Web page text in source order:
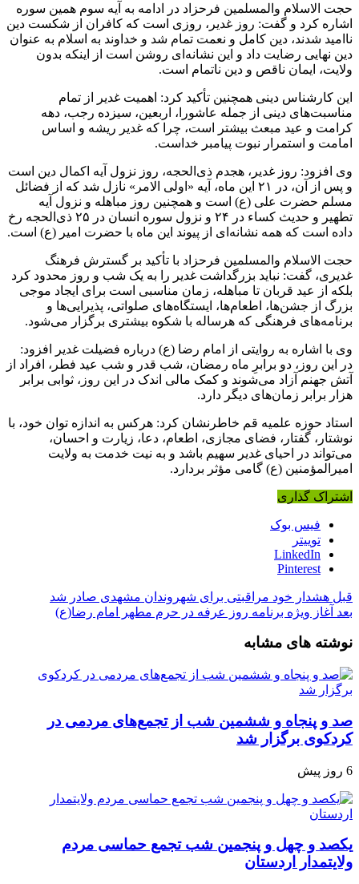
حجت الاسلام والمسلمین فرحزاد در ادامه به آیه سوم همین سوره
اشاره کرد و گفت: روز غدیر، روزی است که کافران از شکست دین
ناامید شدند، دین کامل و نعمت تمام شد و خداوند به اسلام به عنوان
دین نهایی رضایت داد و این نشانه‌ای روشن است از اینکه بدون
ولایت، ایمان ناقص و دین ناتمام است.
این کارشناس دینی همچنین تأکید کرد: اهمیت غدیر از تمام
مناسبت‌های دینی از جمله عاشورا، اربعین، سیزده رجب، دهه
کرامت و عید مبعث بیشتر است، چرا که غدیر ریشه و اساس
امامت و استمرار نبوت پیامبر خداست.
وی افزود: روز غدیر، هجدم ذی‌الحجه، روز نزول آیه اکمال دین است
و پس از آن، در ۲۱ این ماه، آیه «اولی
الامر » نازل شد که از فضائل
مسلم حضرت علی (ع) است و همچنین روز مباهله و نزول آیه
تطهیر و حدیث کساء
در ۲۴ و نزول سوره انسان در ۲۵ ذی‌الحجه رخ
داده است که همه نشانه‌ای از پیوند این ماه با حضرت امیر (ع) است.
حجت الاسلام والمسلمین فرحزاد با تأکید بر گسترش فرهنگ
غدیری، گفت: نباید بزرگداشت غدیر را به یک شب و روز محدود کرد
بلکه از عید قربان تا مباهله، زمان مناسبی است برای ایجاد موجی
بزرگ از جشن‌ها، اطعام‌ها، ایستگاه‌های صلواتی، پذیرایی‌ها و
برنامه‌های فرهنگی که هرساله با شکوه بیشتری برگزار می‌شود.
وی با اشاره به روایتی از امام رضا (ع) درباره فضیلت غدیر افزود:
در این روز، دو برابرِ ماه رمضان، شب قدر و شب عید فطر، افراد از
آتش جهنم آزاد می‌شوند و کمک مالی اندک در این روز، ثوابی برابر
هزار برابر زمان‌های دیگر دارد.
استاد حوزه علمیه قم خاطرنشان کرد: هرکس به اندازه توان خود، با
نوشتار، گفتار، فضای مجازی، اطعام، دعا، زیارت و احسان،
می‌تواند در احیای غدیر سهیم باشد و به نیت خدمت به ولایت
امیرالمؤمنین (ع) گامی مؤثر بردارد.
اشتراک گذاری
فیس بوک
توییتر
LinkedIn
Pinterest
قبل هشدار خود مراقبتی برای شهروندان مشهدی صادر شد
بعد آغاز ویژه برنامه روز عرفه در حرم مطهر امام رضا(ع)
نوشته های مشابه
صد و پنجاه‌ و ششمین شب از تجمع‌های مردمی در
کردکوی برگزار شد
6 روز پیش
یکصد و چهل و پنجمین شب تجمع‌ حماسی مردم‌
ولایتمدار اردستان